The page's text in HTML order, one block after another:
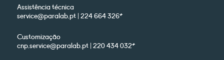
Assistência técnica
service@paralab.pt | 224 664 326*
Customização
cnp.service@paralab.pt | 220 434 032*